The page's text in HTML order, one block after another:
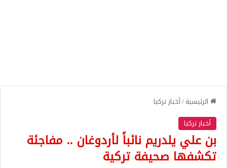
الرئيسية/أخبار تركيا
أخبار تركيا
بن علي يلدريم نائباً لأردوغان .. مفاجئة
تكشفها صحيفة تركية